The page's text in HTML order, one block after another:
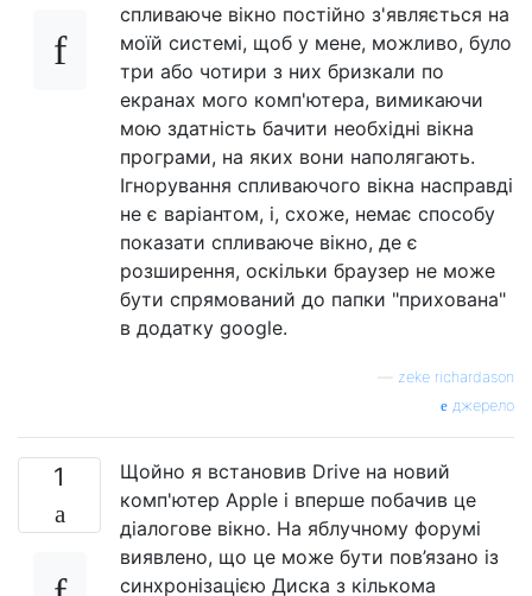
спливаюче вікно постійно з'являється на
моїй системі, щоб у мене, можливо, було
три або чотири з них бризкали по
екранах мого комп'ютера, вимикаючи
мою здатність бачити необхідні вікна
програми, на яких вони наполягають.
Ігнорування спливаючого вікна насправді
не є варіантом, і, схоже, немає способу
показати спливаюче вікно, де є
розширення, оскільки браузер не може
бути спрямований до папки "прихована"
в додатку google.
zeke richardason
джерело
1
Щойно я встановив Drive на новий
комп'ютер Apple і вперше побачив це
діалогове вікно. На яблучному форумі
виявлено, що це може бути пов’язано із
синхронізацією Диска з кількома